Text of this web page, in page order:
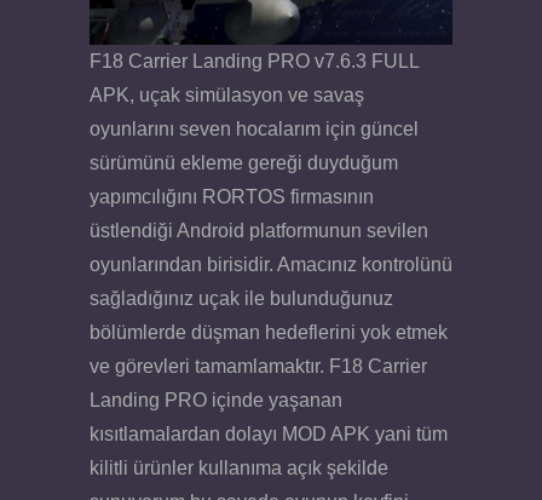
F18 Carrier Landing PRO v7.6.3 FULL
APK, uçak simülasyon ve savaş
oyunlarını seven hocalarım için güncel
sürümünü ekleme gereği duyduğum
yapımcılığını RORTOS firmasının
üstlendiği Android platformunun sevilen
oyunlarından birisidir. Amacınız kontrolünü
sağladığınız uçak ile bulunduğunuz
bölümlerde düşman hedeflerini yok etmek
ve görevleri tamamlamaktır. F18 Carrier
Landing PRO içinde yaşanan
kısıtlamalardan dolayı MOD APK yani tüm
kilitli ürünler kullanıma açık şekilde